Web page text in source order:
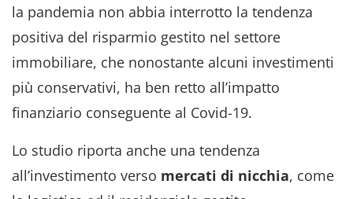
la pandemia non abbia interrotto la tendenza
positiva del risparmio gestito nel settore
immobiliare, che nonostante alcuni investimenti
più conservativi, ha ben retto all’impatto
finanziario conseguente al Covid-19.
Lo studio riporta anche una tendenza
all’investimento verso mercati di nicchia, come